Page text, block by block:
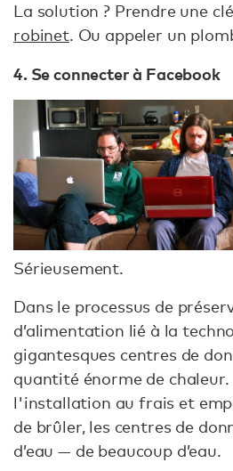
La solution ? Prendre une
robinet. Ou appeler un
4. Se connecter à Facebook
Sérieusement.
Dans le processus de
d’alimentation lié à la
gigantesques centres de
quantité énorme de
l'installation au frais et
de brûler, les centres de
d’eau — de beaucoup d’eau.